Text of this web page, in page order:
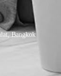
Bangkok